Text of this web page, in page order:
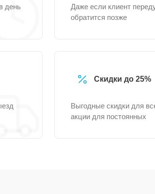
день
Даже если клиент
обратится позже
Скидки до 25%
Выгодные скидки для
акции для постоянных